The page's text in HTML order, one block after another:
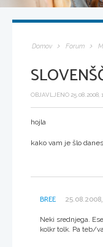
Domov Forum
OBJAVLJENO 25.08.2008,
hojla
kako vam je šlo
BREE
Neki srednjega.
kolkr tolk. Pa teb/